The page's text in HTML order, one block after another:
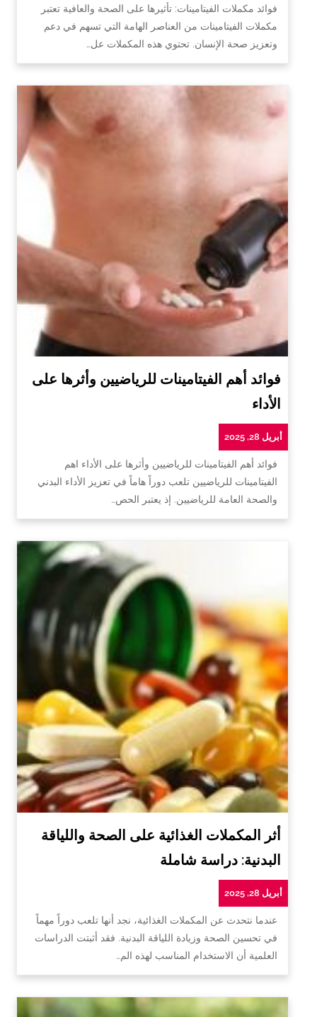
فوائد مكملات الفيتامينات: تأثيرها على الصحة والعافية تعتبر
مكملات الفيتامينات من العناصر الهامة التي تسهم في دعم
وتعزيز صحة الإنسان. تحتوي هذه المكملات عل…
فوائد أهم الفيتامينات للرياضيين وأثرها على
الأداء
أبريل 28, 2025
فوائد أهم الفيتامينات للرياضيين وأثرها على الأداء اهم
الفيتامينات للرياضيين تلعب دوراً هاماً في تعزيز الأداء البدني
والصحة العامة للرياضيين. إذ يعتبر الحص…
أثر المكملات الغذائية على الصحة واللياقة
البدنية: دراسة شاملة
أبريل 28, 2025
عندما نتحدث عن المكملات الغذائية، نجد أنها تلعب دوراً مهماً
في تحسين الصحة وزيادة اللياقة البدنية. فقد أثبتت الدراسات
العلمية أن الاستخدام المناسب لهذه الم…